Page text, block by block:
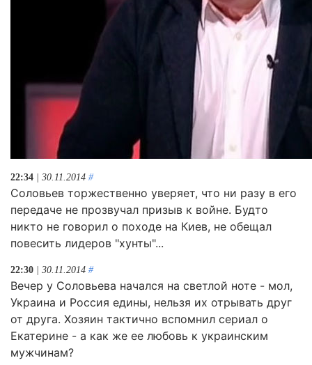
22:34 | 30.11.2014 #
Соловьев торжественно уверяет, что ни разу в его
передаче не прозвучал призыв к войне. Будто
никто не говорил о походе на Киев, не обещал
повесить лидеров "хунты"...
22:30 | 30.11.2014 #
Вечер у Соловьева начался на светлой ноте - мол,
Украина и Россия едины, нельзя их отрывать друг
от друга. Хозяин тактично вспомнил сериал о
Екатерине - а как же ее любовь к украинским
мужчинам?